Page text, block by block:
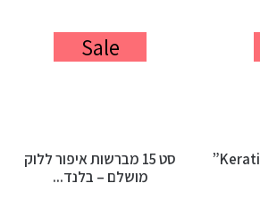
מארז משקם “Keratin Forte”
Sale
סט 15 מברשות איפור ללוק
מושלם – בלנד...